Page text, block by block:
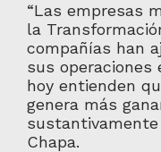
“Las empresas
la
compañías han
sus
hoy entienden
genera más
Chapa.